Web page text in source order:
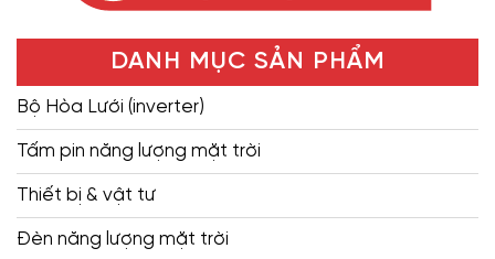
DANH MỤC SẢN PHẨM
Bộ Hòa Lưới (inverter)
Tấm pin năng lượng mặt trời
Thiết bị & vật tư
Đèn năng lượng mặt trời